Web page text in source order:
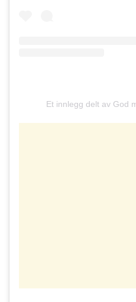
Et innlegg delt av God